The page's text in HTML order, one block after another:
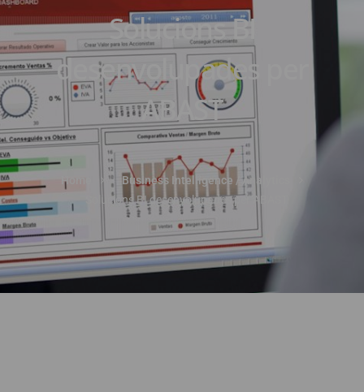
Solucions BI
desenvolupades per
ABAST
Home
Business Intelligence / Analytics
Solucions BI desenvolupades per ABAST